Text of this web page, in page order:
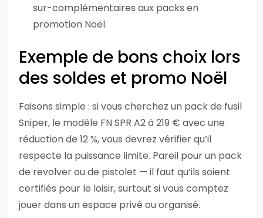
sur-complémentaires aux packs en
promotion Noël.
Exemple de bons choix lors
des soldes et promo Noël
Faisons simple : si vous cherchez un pack de fusil
Sniper, le modèle FN SPR A2 à 219 € avec une
réduction de 12 %, vous devrez vérifier qu’il
respecte la puissance limite. Pareil pour un pack
de revolver ou de pistolet — il faut qu’ils soient
certifiés pour le loisir, surtout si vous comptez
jouer dans un espace privé ou organisé.